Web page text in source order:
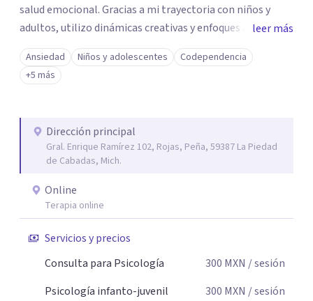
salud emocional. Gracias a mi trayectoria con niños y
adultos, utilizo dinámicas creativas y enfoques adaptados
a tus necesidades específicas. Estoy aquí para escucharte
y brindarte las herramientas necesarias para fortalecer
tu paz mental.
leer más
Ansiedad Niños y adolescentes
Codependencia
+5 más
Dirección principal
Gral. Enrique Ramírez 102, Rojas, Peña, 59387 La Piedad
de Cabadas, Mich.
Online
Terapia online
Servicios y precios
Consulta para Psicología
300 MXN / sesión
Psicología infanto-juvenil
300 MXN / sesión